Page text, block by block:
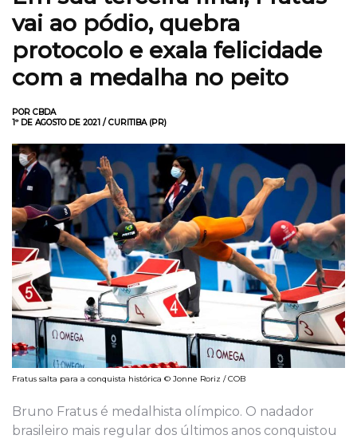
vai ao pódio, quebra
protocolo e exala felicidade
com a medalha no peito
POR CBDA
1º DE AGOSTO DE 2021 / CURITIBA (PR)
Fratus salta para a conquista histórica © Jonne Roriz / COB
Bruno Fratus é medalhista olímpico. O nadador
brasileiro mais regular dos últimos anos conquistou